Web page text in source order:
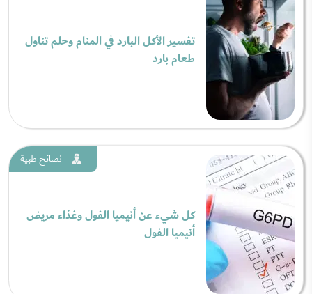
تفسير الأكل البارد في المنام وحلم تناول
طعام بارد
نصائح طبية
كل شيء عن أنيميا الفول وغذاء مريض
أنيميا الفول